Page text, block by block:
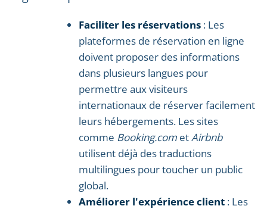
Faciliter les réservations : Les
plateformes de réservation en ligne
doivent proposer des informations
dans plusieurs langues pour
permettre aux visiteurs
internationaux de réserver facilement
leurs hébergements. Les sites
comme Booking.com etAirbnb
utilisent déjà des traductions
multilingues pour toucher un public
global.
Améliorer l'expérience client : Les